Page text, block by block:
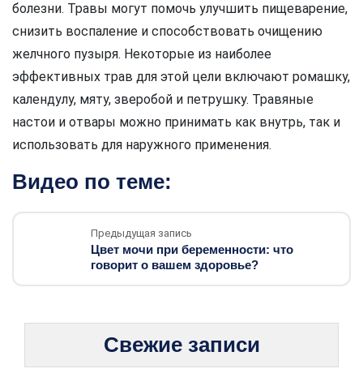
болезни. Травы могут помочь улучшить пищеварение,
снизить воспаление и способствовать очищению
желчного пузыря. Некоторые из наиболее
эффективных трав для этой цели включают ромашку,
календулу, мяту, зверобой и петрушку. Травяные
настои и отвары можно принимать как внутрь, так и
использовать для наружного применения.
Видео по теме:
Предыдущая запись
Цвет мочи при беременности: что
говорит о вашем здоровье?
Свежие записи